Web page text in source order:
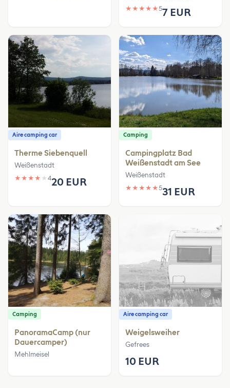
★ ★ ★ ★ ★57 EUR
Aire camping car
Therme Siebenquell
Weißenstadt
★ ★ ★ ★ ★ 420 EUR
Camping
Campingplatz Bad
Weißenstadt am See
Weißenstadt
★ ★ ★ ★ ★531 EUR
Camping
PanoramaCamp (nur
Dauercamper)
Mehlmeisel
Aire camping car
Weigelsweiher
Gefrees
10 EUR